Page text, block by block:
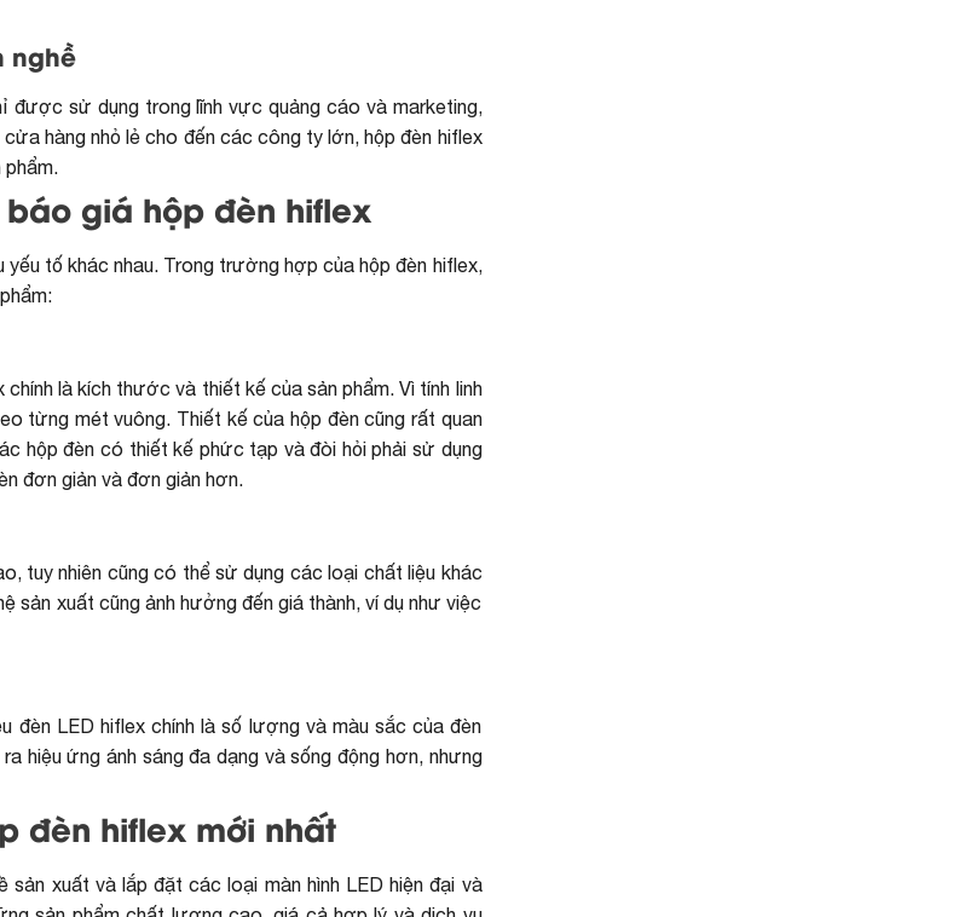
nghề
được sử dụng trong lĩnh vực quảng cáo và marketing,
hàng nhỏ lẻ cho đến các công ty lớn, hộp đèn hiflex
phẩm.
báo giá hộp đèn hiflex
tố khác nhau. Trong trường hợp của hộp đèn hiflex,
là kích thước và thiết kế của sản phẩm. Vì tính linh
từng mét vuông. Thiết kế của hộp đèn cũng rất quan
hộp đèn có thiết kế phức tạp và đòi hỏi phải sử dụng
đơn giản và đơn giản hơn.
tuy nhiên cũng có thể sử dụng các loại chất liệu khác
sản xuất cũng ảnh hưởng đến giá thành, ví dụ như việc
đèn LED hiflex chính là số lượng và màu sắc của đèn
hiệu ứng ánh sáng đa dạng và sống động hơn, nhưng
đèn hiflex mới nhất
xuất và lắp đặt các loại màn hình LED hiện đại và